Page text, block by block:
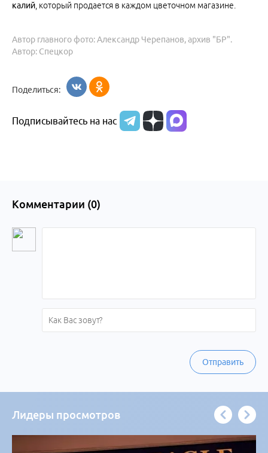
калий , который продается в каждом цветочном магазине.
Автор: Спецкор
Автор главного фото: Александр Черепанов, архив "БР".
Поделиться:
Подписывайтесь на нас
Комментарии (0)
Отправить
Лидеры просмотров